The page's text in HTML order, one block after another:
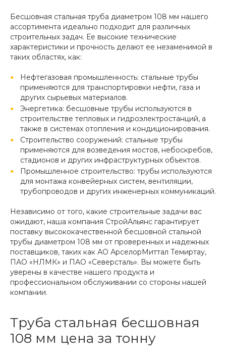
Бесшовная стальная труба диаметром 108 мм нашего
ассортимента идеально подходит для различных
строительных задач. Ее высокие технические
характеристики и прочность делают ее незаменимой в
таких областях, как:
Нефтегазовая промышленность: стальные трубы
применяются для транспортировки нефти, газа и
других сырьевых материалов.
Энергетика: бесшовные трубы используются в
строительстве тепловых и гидроэлектростанций, а
также в системах отопления и кондиционирования.
Строительство сооружений: стальные трубы
применяются для возведения мостов, небоскребов,
стадионов и других инфраструктурных объектов.
Промышленное строительство: трубы используются
для монтажа конвейерных систем, вентиляции,
трубопроводов и других инженерных коммуникаций.
Независимо от того, какие строительные задачи вас
ожидают, наша компания СтройАльянс гарантирует
поставку высококачественной бесшовной стальной
трубы диаметром 108 мм от проверенных и надежных
поставщиков, таких как АО АрселорМиттал Темиртау,
ПАО «НЛМК» и ПАО «Северсталь». Вы можете быть
уверены в качестве нашего продукта и
профессиональном обслуживании со стороны нашей
компании.
Труба стальная бесшовная
108 мм цена за тонну